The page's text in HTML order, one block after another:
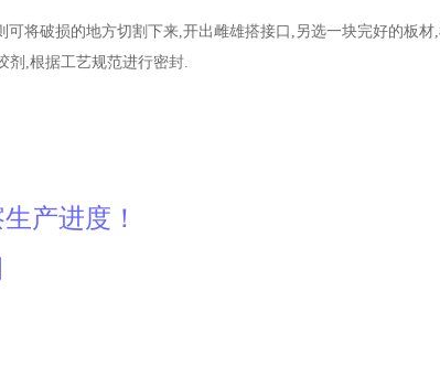
将破损的地方切割下来,开出雌雄搭接口,另选一块完好的板材
剂,根据工艺规范进行密封.
产进度！